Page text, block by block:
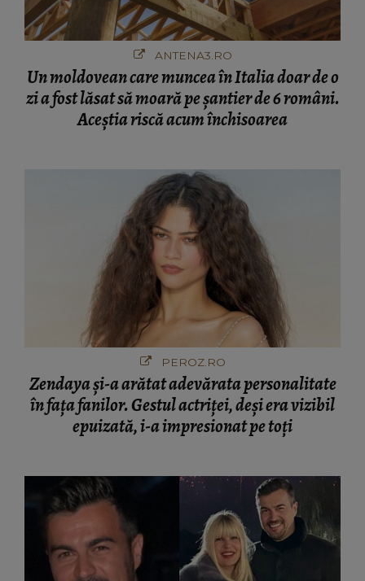
ANTENA3.RO
Un moldovean care muncea în Italia doar de o
zi a fost lăsat să moară pe şantier de 6 români.
Aceștia riscă acum închisoarea
PEROZ.RO
Zendaya și-a arătat adevărata personalitate
în fața fanilor. Gestul actriței, deși era vizibil
epuizată, i-a impresionat pe toți